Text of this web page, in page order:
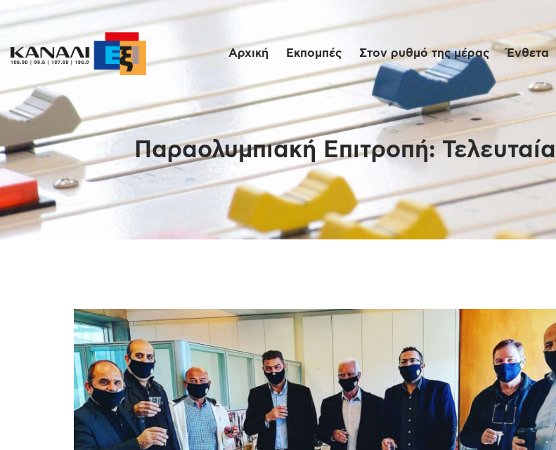
Αρχική Εκπομπές Στον ρυθμό της μέρας Ένθετα
Παραολυμπιακή Επιτροπή:
Αρχική
Εκπομπές
Στον ρυθμό της
μέρας
Ένθετα
Διαγωνισμοί/Live
Επικοινωνία